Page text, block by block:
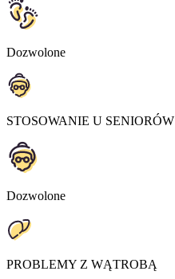
Dozwolone
STOSOWANIE U SENIORÓW
Dozwolone
PROBLEMY Z WĄTROBĄ